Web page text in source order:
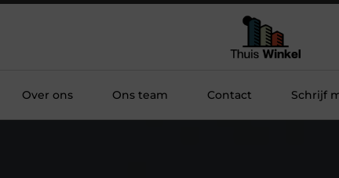
Over ons Ons team Contact Schrijf